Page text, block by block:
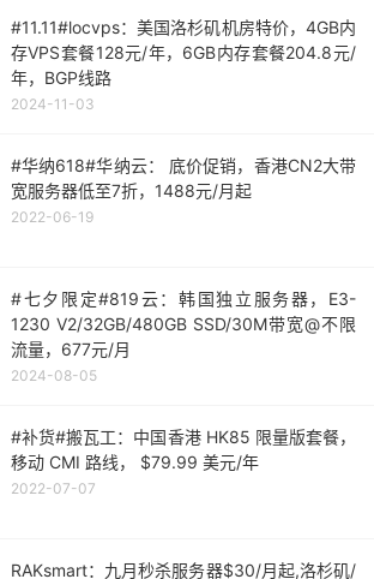
#11.11#locvps：美国洛杉矶机房特价，4GB内
存VPS套餐128元/年，6GB内存套餐204.8元/
年，BGP线路
2024-11-03
#华纳618#华纳云： 底价促销，香港CN2大带
宽服务器低至7折，1488元/月起
2022-06-19
#七夕限定#819云：韩国独立服务器，E3-
1230 V2/32GB/480GB SSD/30M带宽@不限
流量，677元/月
2024-08-05
#补货#搬瓦工：中国香港 HK85 限量版套餐，
移动 CMI 路线， $79.99 美元/年
2022-07-07
RAKsmart：九月秒杀服务器$30/月起,洛杉矶/